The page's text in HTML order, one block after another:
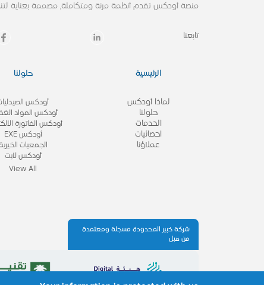
منصة أودكس تقدم أنظمة مرنة ومتكاملة, مصممة بعناية
تابعنا
الرئيسية
لماذا أودكس
حلولنا
الخدمات
احصائيات
عملاؤنا
حلولنا
أودكس
أودكس المواد
أودكس الفاتورة
أودكس EXE
الجمعيات
أودكس لايت
View All
شركة خبير المحدودة مسجلة ومعتمدة
من قبل